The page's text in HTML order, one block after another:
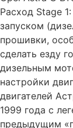
Расход Stage
запуском
прошивки,
сделать езду
дизельным
настройки
двигателей
1999 года с
предыдущим